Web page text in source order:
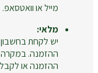
מייל או וואטסאפ.
מלאי:
יש לקחת
ההזמנה. במקרה
ההזמנה או לקבל